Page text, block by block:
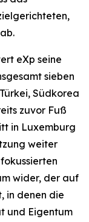
eXp seine
sieben
Südkorea
zuvor Fuß
in Luxemburg
weiter
wider, der auf
in denen die
und Eigentum